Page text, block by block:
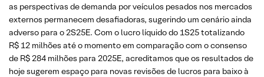
as perspectivas de demanda por veículos pesados nos mercados
externos permanecem desafiadoras, sugerindo um cenário ainda
adverso para o 2S25E. Com o lucro líquido do 1S25 totalizando
R$ 12 milhões até o momento em comparação com o consenso
de R$ 284 milhões para 2025E, acreditamos que os resultados de
hoje sugerem espaço para novas revisões de lucros para baixo à